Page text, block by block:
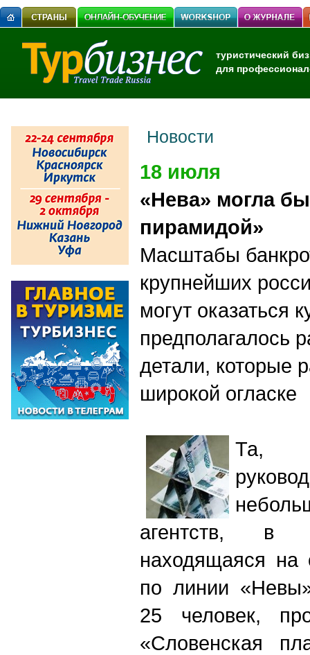
туристический
для
Новости
18 июля
«Нева» могла
пирамидой»
Масштабы
крупнейших
могут оказаться
предполагалось
детали, которые
широкой огласке
Та,
агентств, в
находящаяся на
по линии
25 человек,
«Словенская